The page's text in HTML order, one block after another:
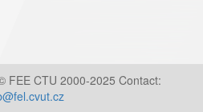
FEE CTU 2000-2025 Contact: